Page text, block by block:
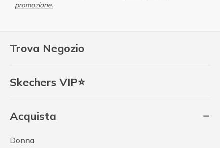
Trova Negozio
Skechers VIP⭐
Acquista
Donna
promozione.